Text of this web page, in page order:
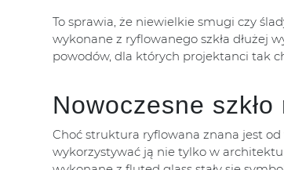
To sprawia, że niewielkie smugi czy
wykonane z ryflowanego szkła dłużej
powodów, dla których projektanci tak
Nowoczesne
Choć struktura ryflowana znana jest
wykorzystywać ją nie tylko w